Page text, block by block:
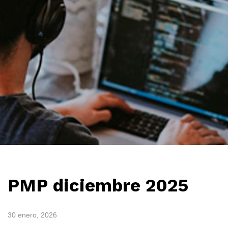
PMP diciembre 2025
30 enero, 2026